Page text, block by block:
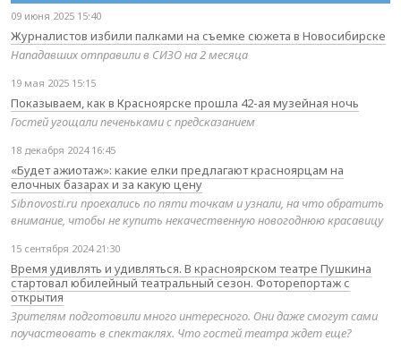
09 июня 2025 15:40
Журналистов избили палками на съемке сюжета в Новосибирске
Нападавших отправили в СИЗО на 2 месяца
19 мая 2025 15:15
Показываем, как в Красноярске прошла 42-ая музейная ночь
Гостей угощали печеньками с предсказанием
18 декабря 2024 16:45
«Будет ажиотаж»: какие елки предлагают красноярцам на
елочных базарах и за какую цену
Sibnovosti.ru проехались по пяти точкам и узнали, на что обратить
внимание, чтобы не купить некачественную новогоднюю красавицу
15 сентября 2024 21:30
Время удивлять и удивляться. В красноярском театре Пушкина
стартовал юбилейный театральный сезон. Фоторепортаж с
открытия
Зрителям подготовили много интересного. Они даже смогут сами
поучаствовать в спектаклях. Что гостей театра ждет еще?